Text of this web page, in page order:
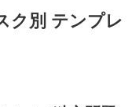
ク別 テンプレ